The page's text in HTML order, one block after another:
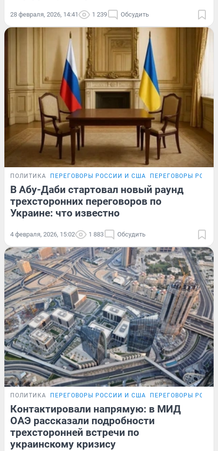
28 февраля, 2026, 14:41 1 239 Обсудить
ПОЛИТИКА ПЕРЕГОВОРЫ РОССИИ И США ПЕРЕГОВОРЫ
В Абу-Даби стартовал новый раунд
трехсторонних переговоров по
Украине: что известно
4 февраля, 2026, 15:02 1 883 Обсудить
ПОЛИТИКА ПЕРЕГОВОРЫ РОССИИ И США ПЕРЕГОВОРЫ
Контактировали напрямую: в МИД
ОАЭ рассказали подробности
трехсторонней встречи по
украинскому кризису